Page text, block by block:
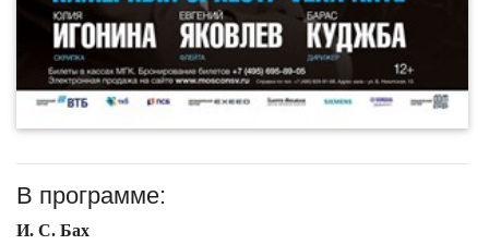
В программе:
И. С. Бах